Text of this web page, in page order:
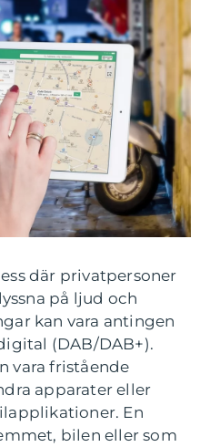
där privatpersoner
på ljud och
kan vara antingen
(DAB/DAB+).
vara fristående
apparater eller
En
bilen eller som